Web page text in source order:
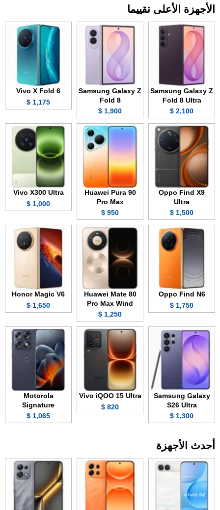
الأجهزة الأعلى تقييما
Samsung Galaxy Z
Fold 8 Ultra
2,100 $
Samsung Galaxy Z
Fold 8
1,900 $
Vivo X Fold 6
1,175 $
Oppo Find X9
Ultra
1,500 $
Huawei Pura 90
Pro Max
950 $
Vivo X300 Ultra
1,000 $
Oppo Find N6
1,750 $
Huawei Mate 80
Pro Max Wind
1,250 $
Honor Magic V6
1,650 $
Samsung Galaxy
S26 Ultra
1,300 $
Vivo iQOO 15 Ultra
820 $
Motorola
Signature
1,065 $
أحدث الأجهزة